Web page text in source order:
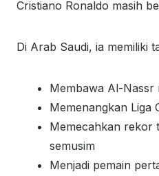
Cristiano Ronaldo masih
Di Arab Saudi, ia memiliki
Membawa Al-Nassr
Memenangkan Liga
Memecahkan rekor
semusim
Menjadi pemain